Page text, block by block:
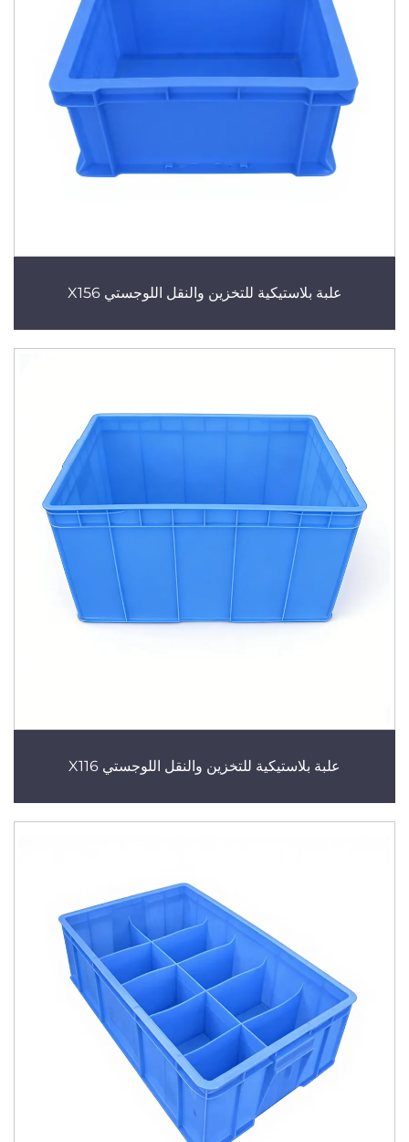
علبة بلاستيكية للتخزين والنقل اللوجستي X156
علبة بلاستيكية للتخزين والنقل اللوجستي X116